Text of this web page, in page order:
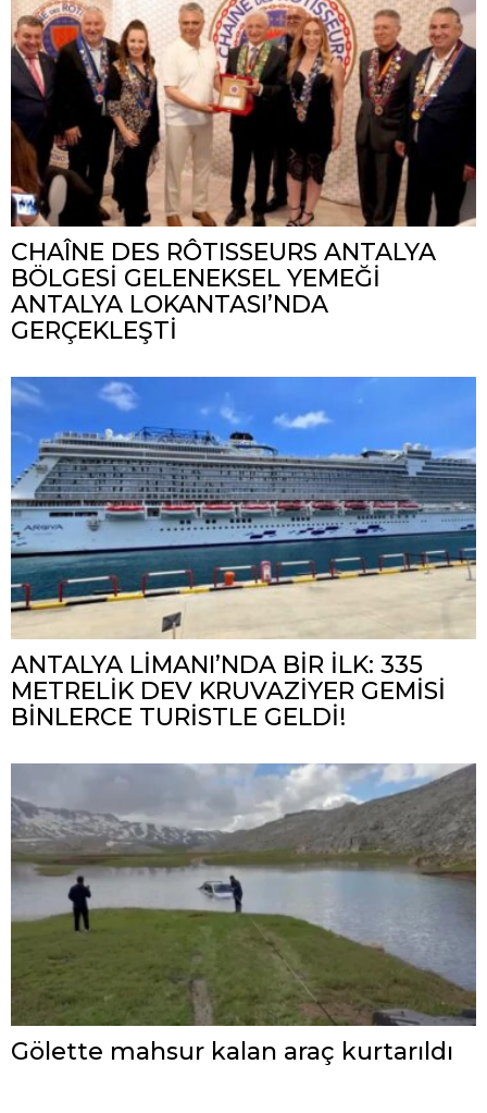
CHAÎNE DES RÔTISSEURS ANTALYA
BÖLGESİ GELENEKSEL YEMEĞİ
ANTALYA LOKANTASI’NDA
GERÇEKLEŞTİ
ANTALYA LİMANI’NDA BİR İLK: 335
METRELİK DEV KRUVAZİYER GEMİSİ
BİNLERCE TURİSTLE GELDİ!
Gölette mahsur kalan araç kurtarıldı